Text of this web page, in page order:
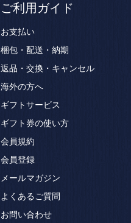
ご利用ガイド
お支払い
梱包・配送・納期
返品・交換・キャンセル
海外の方へ
ギフトサービス
ギフト券の使い方
会員規約
会員登録
メールマガジン
よくあるご質問
お問い合わせ